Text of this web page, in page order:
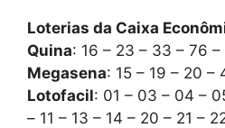
Loterias da Caixa
Quina: 16 – 23 – 33 – 76 –
Megasena: 15 – 19 – 20 –
Lotofacil: 01 – 03 – 04 –
– 11 – 13 – 14 – 20 – 21 –